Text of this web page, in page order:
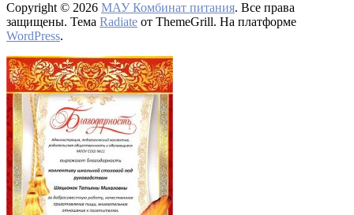
Copyright © 2026 МАУ Комбинат питания. Все права
защищены. Тема Radiate от ThemeGrill. На платформе
WordPress.